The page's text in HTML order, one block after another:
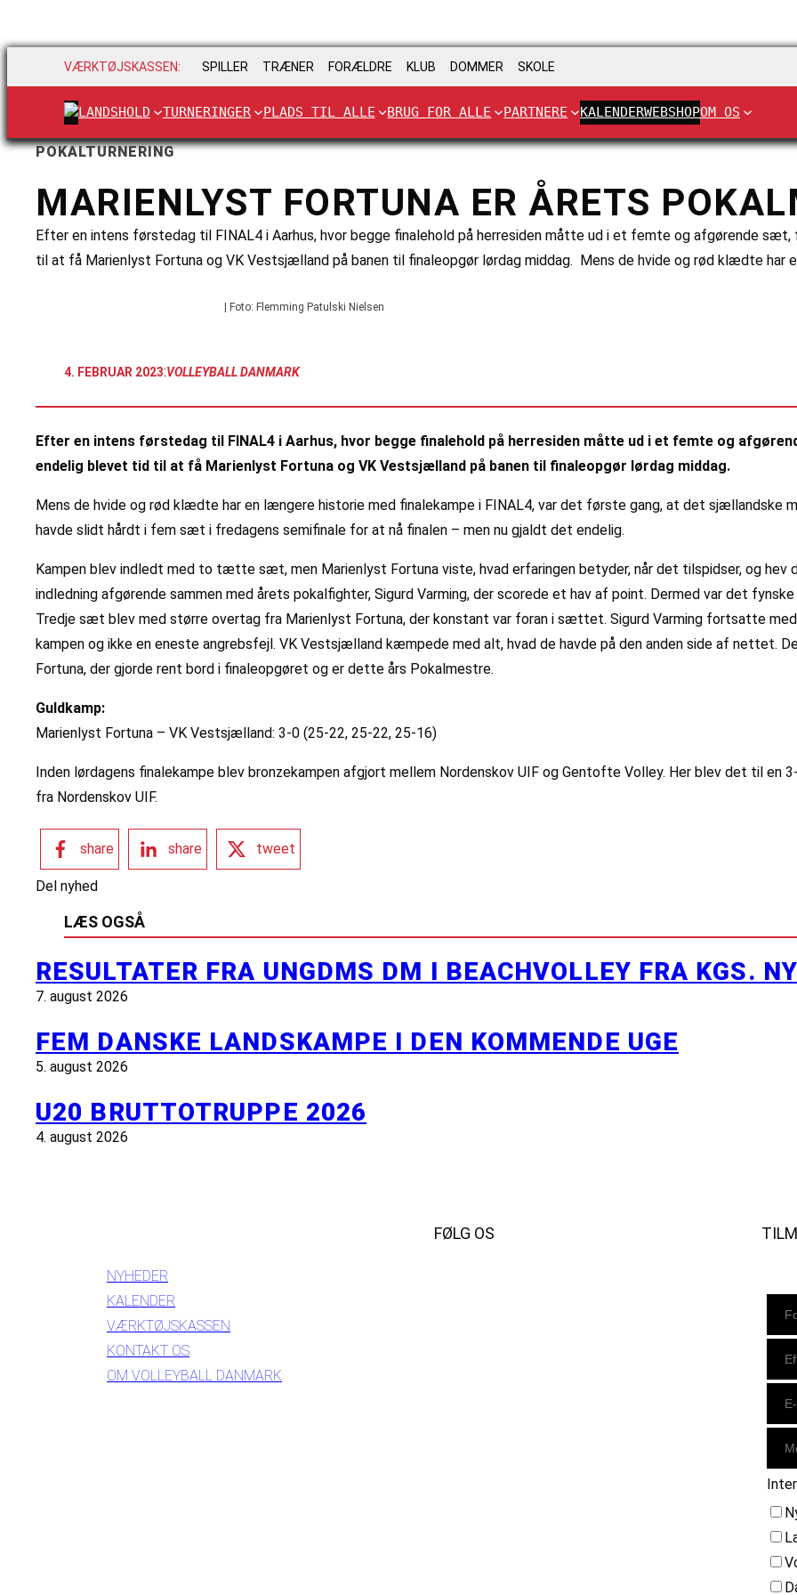
VÆRKTØJSKASSEN: SPILLER TRÆNER FORÆLDRE KLUB DOMMER SKOLE
LANDSHOLD TURNERINGER PLADS TIL ALLE BRUG FOR ALLE PARTNERE KALENDERWEBSHOPOM OS
POKALTURNERING
MARIENLYST FORTUNA ER ÅRETS
Efter en intens førstedag til FINAL4 i Aarhus, hvor begge finalehold på herresiden måtte ud i et femte og afgørende
til at få Marienlyst Fortuna og VK Vestsjælland på banen til finaleopgør lørdag middag. Mens de hvide og rød klædte har
| Foto: Flemming Patulski Nielsen
4. FEBRUAR 2023:VOLLEYBALL DANMARK
Efter en intens førstedag til FINAL4 i Aarhus, hvor begge finalehold på herresiden måtte ud i et femte og
endelig blevet tid til at få Marienlyst Fortuna og VK Vestsjælland på banen til finaleopgør lørdag middag.
Mens de hvide og rød klædte har en længere historie med finalekampe i FINAL4, var det første gang, at det sjællandske
havde slidt hårdt i fem sæt i fredagens semifinale for at nå finalen – men nu gjaldt det endelig.
Kampen blev indledt med to tætte sæt, men Marienlyst Fortuna viste, hvad erfaringen betyder, når det tilspidser, og
indledning afgørende sammen med årets pokalfighter, Sigurd Varming, der scorede et hav af point. Dermed var det
Tredje sæt blev med større overtag fra Marienlyst Fortuna, der konstant var foran i sættet. Sigurd Varming fortsatte
kampen og ikke en eneste angrebsfejl. VK Vestsjælland kæmpede med alt, hvad de havde på den anden side af nettet.
Fortuna, der gjorde rent bord i finaleopgøret og er dette års Pokalmestre.
Guldkamp:
Marienlyst Fortuna – VK Vestsjælland: 3-0 (25-22, 25-22, 25-16)
Inden lørdagens finalekampe blev bronzekampen afgjort mellem Nordenskov UIF og Gentofte Volley. Her blev det til en
fra Nordenskov UIF.
share share tweet
Del nyhed
LÆS OGSÅ
RESULTATER FRA UNGDMS DM I BEACHVOLLEY FRA KGS.
7. august 2026
FEM DANSKE LANDSKAMPE I DEN KOMMENDE UGE
5. august 2026
U20 BRUTTOTRUPPE 2026
4. august 2026
NYHEDER
KALENDER
VÆRKTØJSKASSEN
KONTAKT OS
OM VOLLEYBALL DANMARK
FØLG OS